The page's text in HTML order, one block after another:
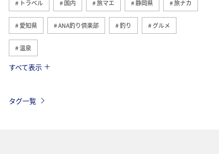
トラベル 国内 旅マエ 静岡県 旅ナカ
愛知県 ANA釣り倶楽部 釣り グルメ
温泉
秋 海
すべて表示
タグ一覧